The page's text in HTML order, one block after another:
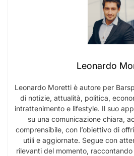
Leonardo
Leonardo Moretti è autore per
di notizie, attualità, politica,
intrattenimento e lifestyle. Il suo
su una comunicazione chiara,
comprensibile, con l’obiettivo di
utili e aggiornate. Segue con
rilevanti del momento,